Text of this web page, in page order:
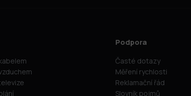
Podpora
Časté dotazy
Měření rychlosti
Reklamační řád
Slovník pojmů